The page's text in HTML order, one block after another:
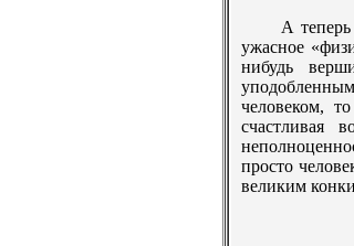
А
ужасное
нибудь
человеком,
счастливая
просто
великим